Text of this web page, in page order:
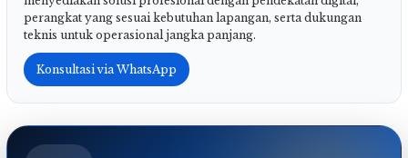
perangkat yang sesuai kebutuhan lapangan, serta dukungan
teknis untuk operasional jangka panjang.
Konsultasi via WhatsApp